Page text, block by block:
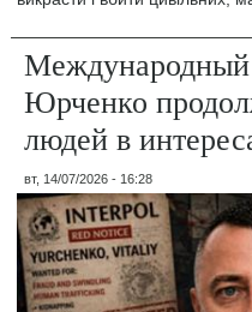
Юрченко
людей в
вт, 14/07/2026 - 16:28